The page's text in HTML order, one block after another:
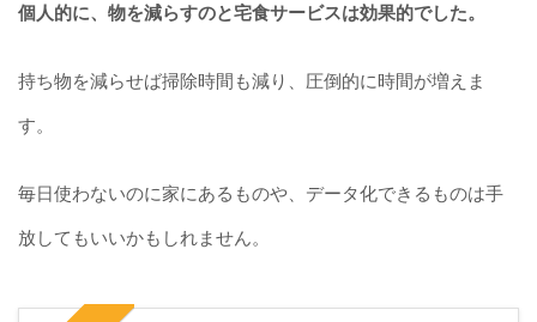
個人的に、物を減らすのと宅食サービスは効果的でした。
持ち物を減らせば掃除時間も減り、圧倒的に時間が増えま
す。
毎日使わないのに家にあるものや、データ化できるものは手
放してもいいかもしれません。